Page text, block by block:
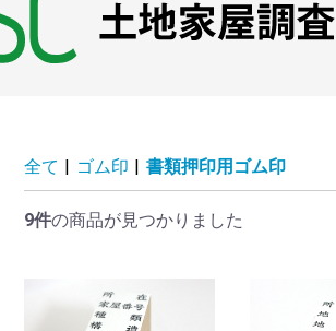
全て | ゴム印 | 書類押印用ゴム印
9件の商品が見つかりました